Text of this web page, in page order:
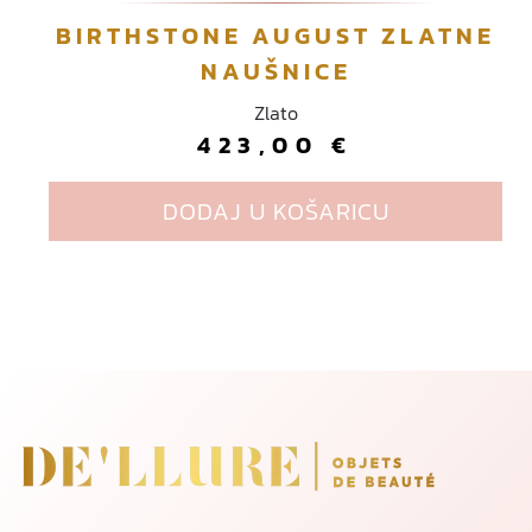
i
e
d
BIRTHSTONE AUGUST ZLATNE
NAUŠNICE
Zlato
423,00€
DODAJ U KOŠARICU